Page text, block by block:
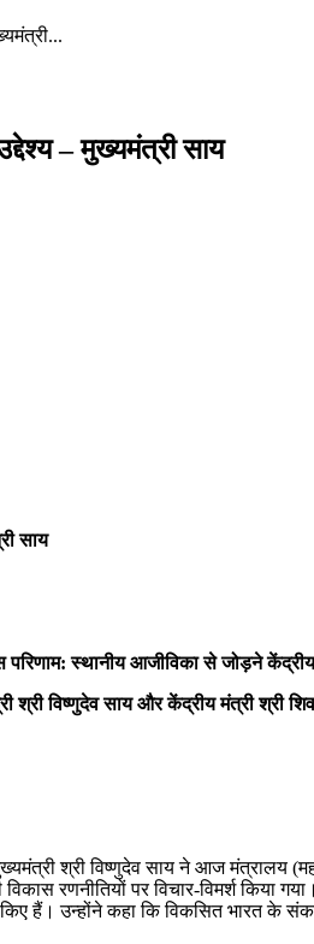
– मुख्यमंत्री साय
साय
स्थानीय आजीविका से जोड़ने केंद्रीय
विष्णुदेव साय और केंद्रीय मंत्री श्री
श्री विष्णुदेव साय ने आज मंत्रालय
रणनीतियों पर विचार-विमर्श किया
हैं। उन्होंने कहा कि विकसित भारत के